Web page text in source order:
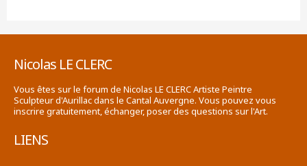
Nicolas LE CLERC
Vous êtes sur le forum de Nicolas LE CLERC Artiste Peintre
Sculpteur d'Aurillac dans le Cantal Auvergne. Vous pouvez vous
inscrire gratuitement, échanger, poser des questions sur l'Art.
LIENS